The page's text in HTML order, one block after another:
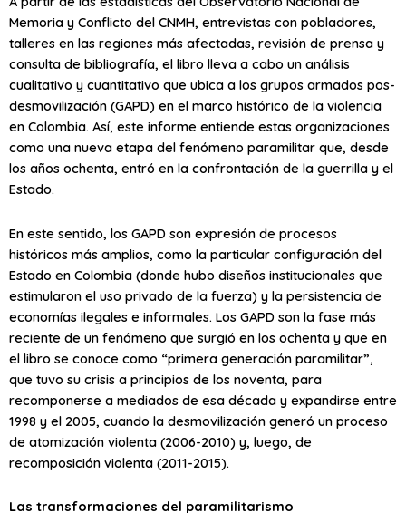
Memoria y Conflicto del CNMH, entrevistas con pobladores,
talleres en las regiones más afectadas, revisión de prensa y
consulta de bibliografía, el libro lleva a cabo un análisis
cualitativo y cuantitativo que ubica a los grupos armados pos-
desmovilización (GAPD) en el marco histórico de la violencia
en Colombia. Así, este informe entiende estas organizaciones
como una nueva etapa del fenómeno paramilitar que, desde
los años ochenta, entró en la confrontación de la guerrilla y el
Estado.
En este sentido, los GAPD son expresión de procesos
históricos más amplios, como la particular configuración del
Estado en Colombia (donde hubo diseños institucionales que
estimularon el uso privado de la fuerza) y la persistencia de
economías ilegales e informales. Los GAPD son la fase más
reciente de un fenómeno que surgió en los ochenta y que en
el libro se conoce como “primera generación paramilitar”,
que tuvo su crisis a principios de los noventa, para
recomponerse a mediados de esa década y expandirse entre
1998 y el 2005, cuando la desmovilización generó un proceso
de atomización violenta (2006-2010) y, luego, de
recomposición violenta (2011-2015).
Las transformaciones del paramilitarismo